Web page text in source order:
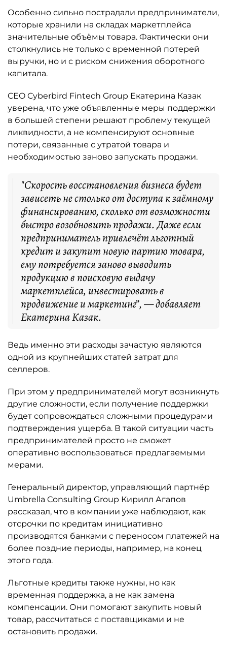
Особенно сильно пострадали предприниматели,
которые хранили на складах маркетплейса
значительные объёмы товара. Фактически они
столкнулись не только с временной потерей
выручки, но и с риском снижения оборотного
капитала.
CEO Cyberbird Fintech Group Екатерина Казак
уверена, что уже объявленные меры поддержки
в большей степени решают проблему текущей
ликвидности, а не компенсируют основные
потери, связанные с утратой товара и
необходимостью заново запускать продажи.
"Скорость восстановления бизнеса будет
зависеть не столько от доступа к заёмному
финансированию, сколько от возможности
быстро возобновить продажи. Даже если
предприниматель привлечёт льготный
кредит и закупит новую партию товара,
ему потребуется заново выводить
продукцию в поисковую выдачу
маркетплейса, инвестировать в
продвижение и маркетинг”, — добавляет
Екатерина Казак.
Ведь именно эти расходы зачастую являются
одной из крупнейших статей затрат для
селлеров.
При этом у предпринимателей могут возникнуть
другие сложности, если получение поддержки
будет сопровождаться сложными процедурами
подтверждения ущерба. В такой ситуации часть
предпринимателей просто не сможет
оперативно воспользоваться предлагаемыми
мерами.
Генеральный директор, управляющий партнёр
Umbrella Consulting Group Кирилл Агапов
рассказал, что в компании уже наблюдают, как
отсрочки по кредитам инициативно
производятся банками с переносом платежей на
более поздние периоды, например, на конец
этого года.
Льготные кредиты также нужны, но как
временная поддержка, а не как замена
компенсации. Они помогают закупить новый
товар, рассчитаться с поставщиками и не
остановить продажи.